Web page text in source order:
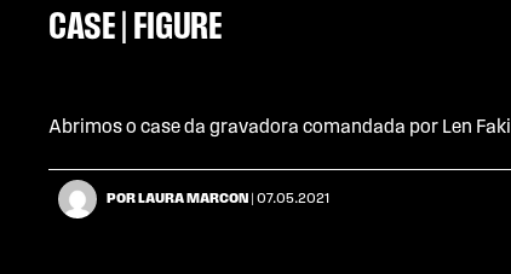
CASE | FIGURE
Abrimos o case da gravadora comandada por Len Faki
POR LAURA MARCON | 07.05.2021